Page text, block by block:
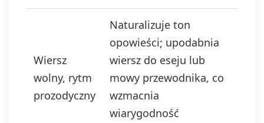
Wiersz
wolny, rytm
prozodyczny
Naturalizuje ton
opowieści; upodabnia
wiersz do eseju lub
mowy przewodnika, co
wzmacnia
wiarygodność